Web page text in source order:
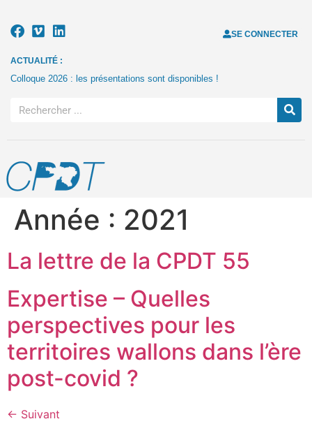
SE CONNECTER
ACTUALITÉ :
Colloque 2026 : les présentations sont disponibles !
Année : 2021
La lettre de la CPDT 55
Expertise – Quelles
perspectives pour les
territoires wallons dans l’ère
post-covid ?
← Suivant